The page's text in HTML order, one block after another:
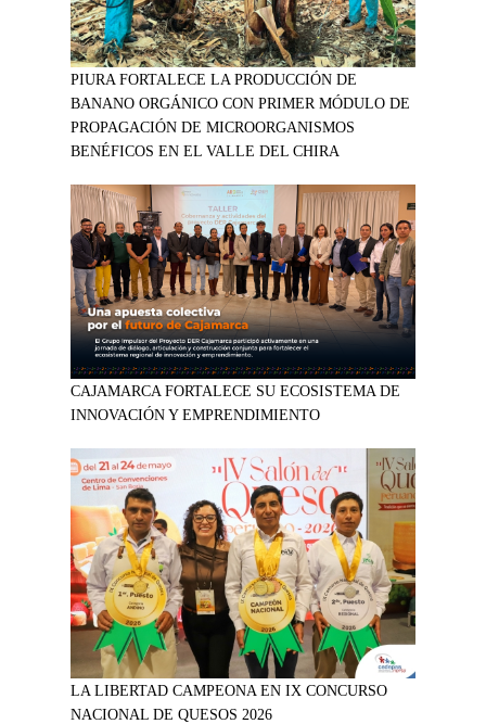
PIURA FORTALECE LA PRODUCCIÓN DE
BANANO ORGÁNICO CON PRIMER MÓDULO DE
PROPAGACIÓN DE MICROORGANISMOS
BENÉFICOS EN EL VALLE DEL CHIRA
CAJAMARCA FORTALECE SU ECOSISTEMA DE
INNOVACIÓN Y EMPRENDIMIENTO
LA LIBERTAD CAMPEONA EN IX CONCURSO
NACIONAL DE QUESOS 2026